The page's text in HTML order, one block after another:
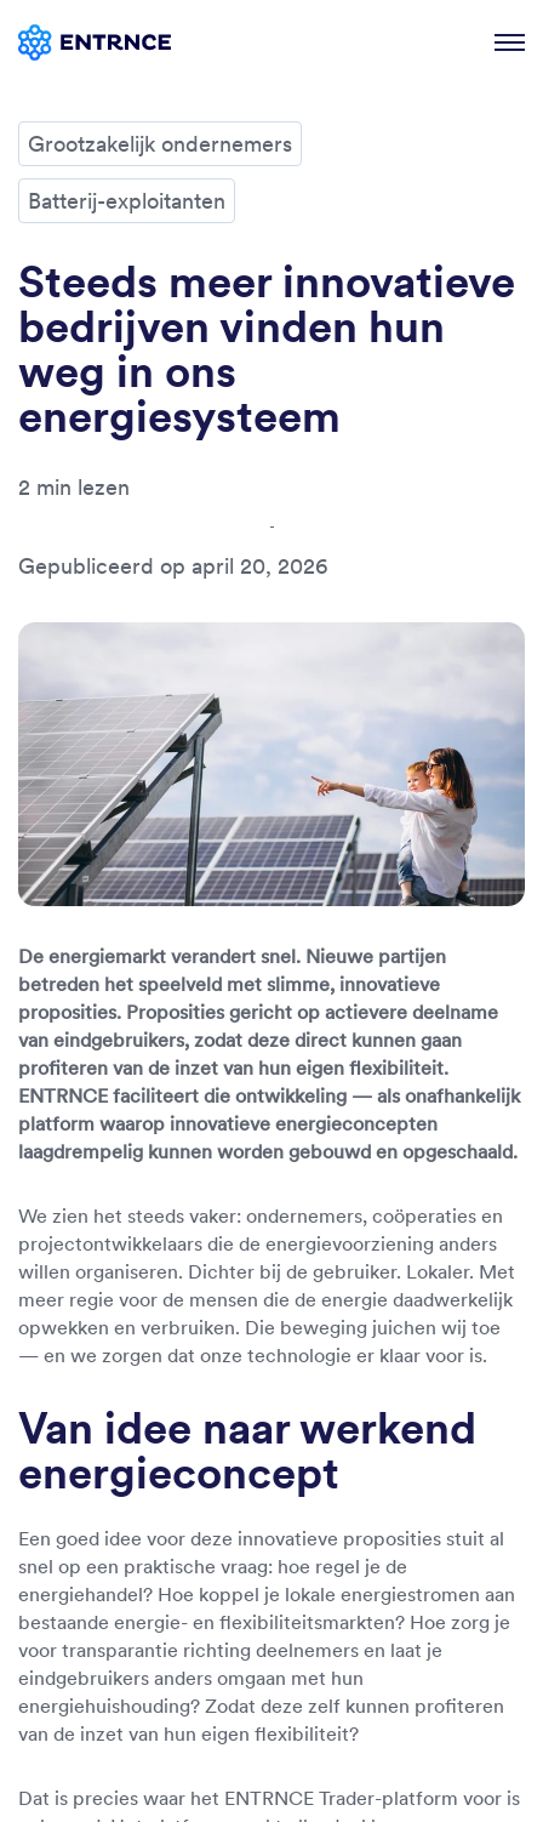
Het platform
Kennis & inspiratie
Thema's
Over ons
Contact
Adviesgesprek
Grootzakelijk ondernemers
Batterij-exploitanten
Steeds meer innovatieve
bedrijven vinden hun
weg in ons
energiesysteem
2 min lezen
Gepubliceerd op april 20, 2026
De energiemarkt verandert snel. Nieuwe partijen
betreden het speelveld met slimme, innovatieve
proposities. Proposities gericht op actievere deelname
van eindgebruikers, zodat deze direct kunnen gaan
profiteren van de inzet van hun eigen flexibiliteit.
ENTRNCE faciliteert die ontwikkeling — als onafhankelijk
platform waarop innovatieve energieconcepten
laagdrempelig kunnen worden gebouwd en opgeschaald.
We zien het steeds vaker: ondernemers, coöperaties en
projectontwikkelaars die de energievoorziening anders
willen organiseren. Dichter bij de gebruiker. Lokaler. Met
meer regie voor de mensen die de energie daadwerkelijk
opwekken en verbruiken. Die beweging juichen wij toe
— en we zorgen dat onze technologie er klaar voor is.
Van idee naar werkend
energieconcept
Een goed idee voor deze innovatieve proposities stuit al
snel op een praktische vraag: hoe regel je de
energiehandel? Hoe koppel je lokale energiestromen aan
bestaande energie- en flexibiliteitsmarkten? Hoe zorg je
voor transparantie richting deelnemers en laat je
eindgebruikers anders omgaan met hun
energiehuishouding? Zodat deze zelf kunnen profiteren
van de inzet van hun eigen flexibiliteit?
Dat is precies waar het ENTRNCE Trader-platform voor is